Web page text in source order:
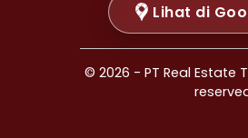
Properti Dijual di
Properti Dijual di
Properti Dijual di
Properti Dijual di
Lihat di
© 2026 - PT Real Estate